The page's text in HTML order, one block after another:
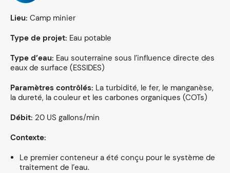
Lieu: Camp minier
Type de projet: Eau potable
Type d’eau: Eau souterraine sous l’influence directe des
eaux de surface (ESSIDES)
Paramètres contrôlés: La turbidité, le fer, le manganèse,
la dureté, la couleur et les carbones organiques (COTs)
Débit: 20 US gallons/min
Contexte:
Le premier conteneur a été conçu pour le système de
traitement de l’eau.